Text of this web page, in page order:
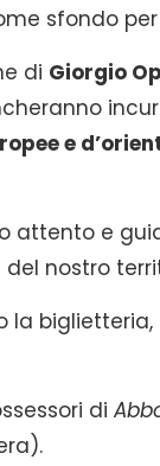
sfondo
di Giorgio
e
attento e
nostro
di